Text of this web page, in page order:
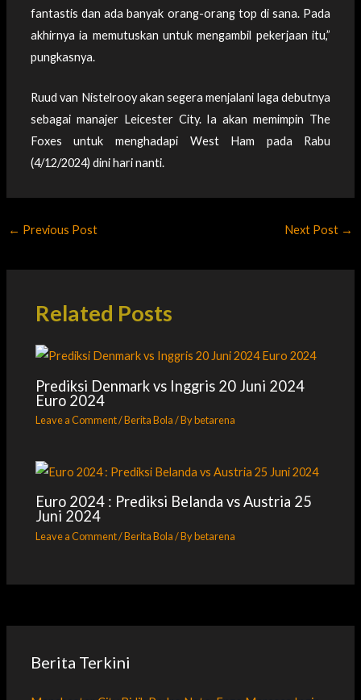
fantastis dan ada banyak orang-orang top di sana. Pada
akhirnya ia memutuskan untuk mengambil pekerjaan itu,”
pungkasnya.
Ruud van Nistelrooy akan segera menjalani laga debutnya
sebagai manajer Leicester City. Ia akan memimpin The
Foxes untuk menghadapi West Ham pada Rabu
(4/12/2024) dini hari nanti.
← Previous Post Next Post →
Related Posts
Prediksi Denmark vs Inggris 20 Juni 2024
Euro 2024
Leave a Comment/Berita Bola/ Bybetarena
Euro 2024 : Prediksi Belanda vs Austria 25
Juni 2024
Leave a Comment/Berita Bola/ Bybetarena
Berita Terkini